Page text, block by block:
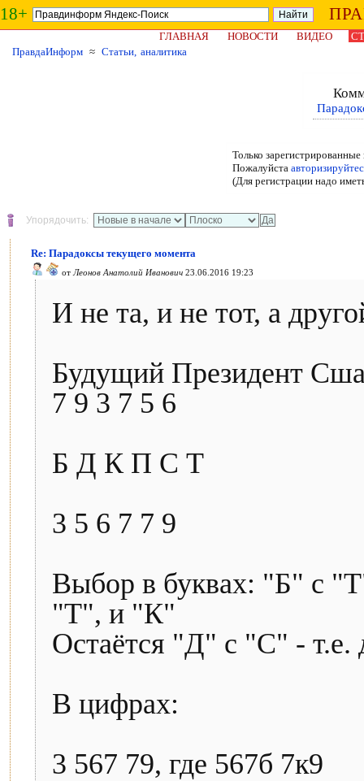
18+
ГЛАВНАЯ НОВОСТИ ВИДЕО
ПравдаИнформ ≈ Статьи, аналитика
Только
Пожалуйста
(Для регистрации надо
Упорядочить:
Re: Парадоксы текущего момента
от Леонов Анатолий Иванович 23.06.2016 19:23
И не та, и не тот, а
Будущий Президент
7 9 3 7 5 6
Б Д К П С Т
3 5 6 7 7 9
Выбор в буквах: "Б" с
"Т", и "К"
Остаётся "Д" с "С" - т.е.
В цифрах:
3 567 79, где 567б 7к9